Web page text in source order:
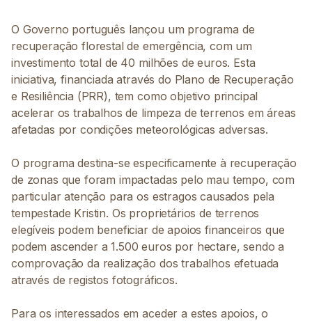
O Governo português lançou um programa de
recuperação florestal de emergência, com um
investimento total de 40 milhões de euros. Esta
iniciativa, financiada através do Plano de Recuperação
e Resiliência (PRR), tem como objetivo principal
acelerar os trabalhos de limpeza de terrenos em áreas
afetadas por condições meteorológicas adversas.
O programa destina-se especificamente à recuperação
de zonas que foram impactadas pelo mau tempo, com
particular atenção para os estragos causados pela
tempestade Kristin. Os proprietários de terrenos
elegíveis podem beneficiar de apoios financeiros que
podem ascender a 1.500 euros por hectare, sendo a
comprovação da realização dos trabalhos efetuada
através de registos fotográficos.
Para os interessados em aceder a estes apoios, o